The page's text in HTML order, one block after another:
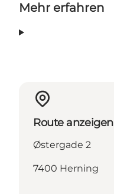
Mehr erfahren
Route anzeigen
Østergade 2
7400 Herning